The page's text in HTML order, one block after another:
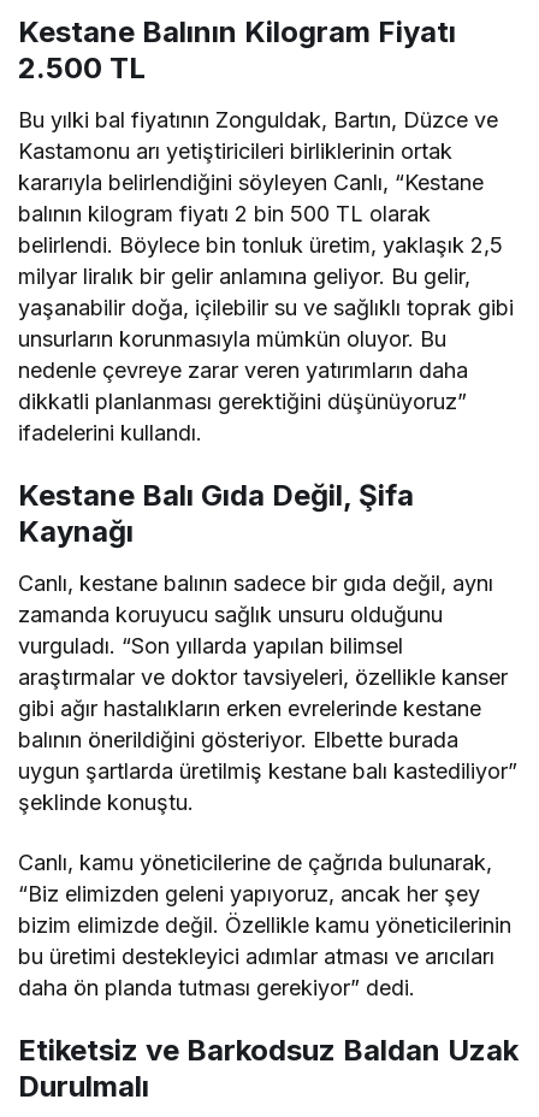
Kestane Balının Kilogram Fiyatı
2.500 TL
Bu yılki bal fiyatının Zonguldak, Bartın, Düzce ve
Kastamonu arı yetiştiricileri birliklerinin ortak
kararıyla belirlendiğini söyleyen Canlı, “Kestane
balının kilogram fiyatı 2 bin 500 TL olarak
belirlendi. Böylece bin tonluk üretim, yaklaşık 2,5
milyar liralık bir gelir anlamına geliyor. Bu gelir,
yaşanabilir doğa, içilebilir su ve sağlıklı toprak gibi
unsurların korunmasıyla mümkün oluyor. Bu
nedenle çevreye zarar veren yatırımların daha
dikkatli planlanması gerektiğini düşünüyoruz”
ifadelerini kullandı.
Kestane Balı Gıda Değil, Şifa
Kaynağı
Canlı, kestane balının sadece bir gıda değil, aynı
zamanda koruyucu sağlık unsuru olduğunu
vurguladı. “Son yıllarda yapılan bilimsel
araştırmalar ve doktor tavsiyeleri, özellikle kanser
gibi ağır hastalıkların erken evrelerinde kestane
balının önerildiğini gösteriyor. Elbette burada
uygun şartlarda üretilmiş kestane balı kastediliyor”
şeklinde konuştu.
Canlı, kamu yöneticilerine de çağrıda bulunarak,
“Biz elimizden geleni yapıyoruz, ancak her şey
bizim elimizde değil. Özellikle kamu yöneticilerinin
bu üretimi destekleyici adımlar atması ve arıcıları
daha ön planda tutması gerekiyor” dedi.
Etiketsiz ve Barkodsuz Baldan Uzak
Durulmalı